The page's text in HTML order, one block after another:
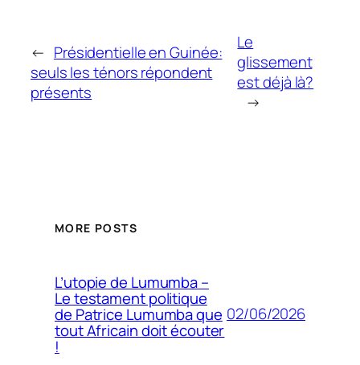
← Présidentielle en Guinée:
seuls les ténors répondent
présents
Le
glissement
est déjà là?
→
MORE POSTS
L’utopie de Lumumba –
Le testament politique
de Patrice Lumumba que
tout Africain doit écouter
!
02/06/2026